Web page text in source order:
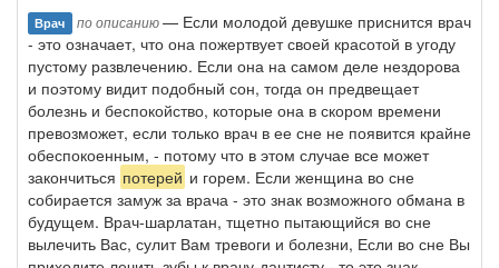
Врач по описанию— Если молодой девушке приснится врач
- это означает, что она пожертвует своей красотой в угоду
пустому развлечению. Если она на самом деле нездорова
и поэтому видит подобный сон, тогда он предвещает
болезнь и беспокойство, которые она в скором времени
превозможет, если только врач в ее сне не появится крайне
обеспокоенным, - потому что в этом случае все может
закончиться потерей и горем. Если женщина во сне
собирается замуж за врача - это знак возможного обмана в
будущем. Врач-шарлатан, тщетно пытающийся во сне
вылечить Вас, сулит Вам тревоги и болезни, Если во сне Вы